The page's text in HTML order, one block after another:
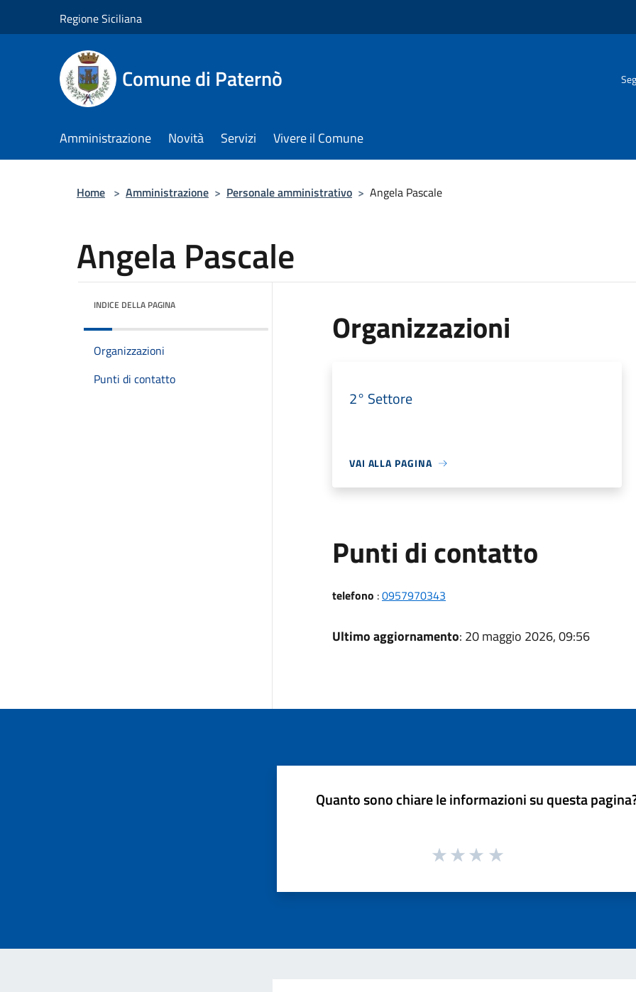
Regione Siciliana
Comune di Paternò
Amministrazione Novità Servizi Vivere il Comune
Home > Amministrazione > Personale amministrativo > Angela Pascale
Angela Pascale
INDICE DELLA PAGINA
Organizzazioni
Punti di contatto
Organizzazioni
2° Settore
VAI ALLA PAGINA
Punti di contatto
telefono :0957970343
Ultimo aggiornamento: 20 maggio 2026, 09:56
Quanto sono chiare le informazioni su questa